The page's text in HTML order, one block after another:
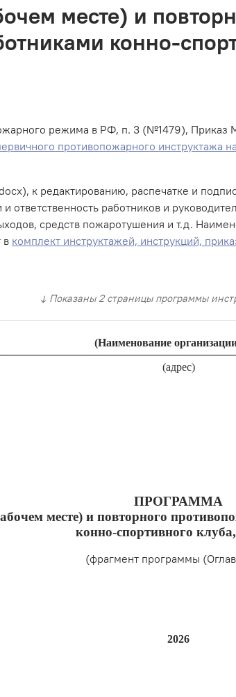
месте) и
конно-
режима в РФ, п. 3 (№1479), Приказ
противопожарного инструктажа
к редактированию, распечатке и
ответственность работников и
средств пожаротушения и т.д.
в комплект инструктажей, инструкций,
↓ Показаны 2 страницы программы
(Наименование
(адрес)
ПРОГРАММА
месте) и повторного
конно-спортивного
(фрагмент программы
2026